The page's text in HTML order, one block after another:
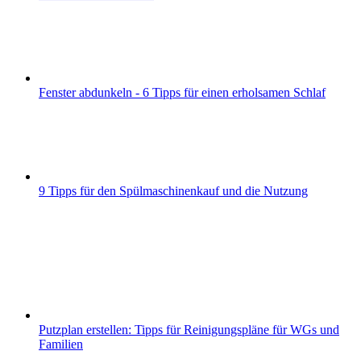
Fenster abdunkeln - 6 Tipps für einen erholsamen Schlaf
9 Tipps für den Spülmaschinenkauf und die Nutzung
Putzplan erstellen: Tipps für Reinigungspläne für WGs und
Familien